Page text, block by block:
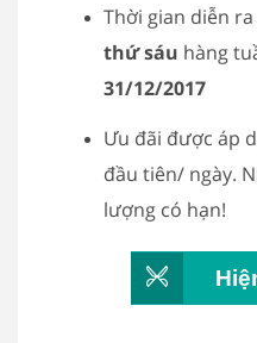
Thời gian diễn
thứ sáu hàng
31/12/2017
Ưu đãi được áp
đầu tiên/ ngày.
lượng có hạn!